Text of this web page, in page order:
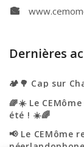
Dernières
🏕️🌳 Cap sur
🌈☀️ Le
été ! ☀️🌈
📢 Le CEMôme